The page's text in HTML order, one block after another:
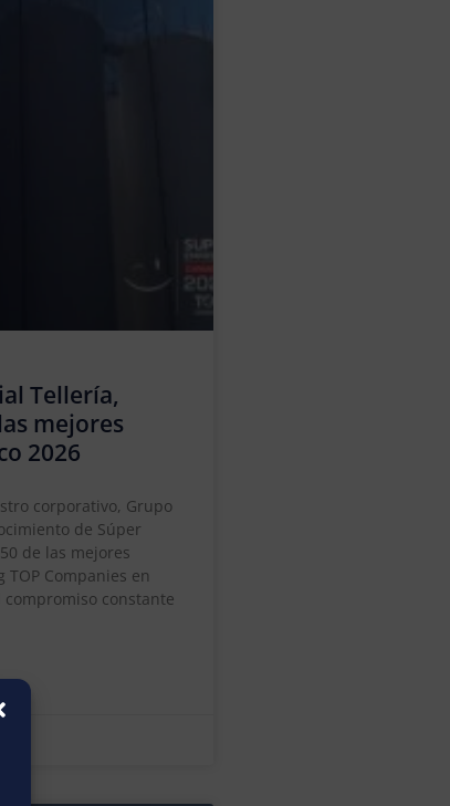
Tellería,
mejores
2026
corporativo, Grupo
de Súper
de las mejores
Companies en
constante